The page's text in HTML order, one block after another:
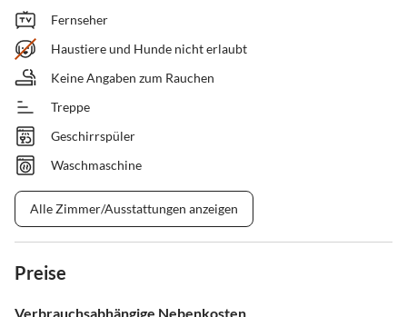
Fernseher
Haustiere und Hunde nicht erlaubt
Keine Angaben zum Rauchen
Treppe
Geschirrspüler
Waschmaschine
Alle Zimmer/Ausstattungen anzeigen
Preise
Verbrauchsabhängige Nebenkosten